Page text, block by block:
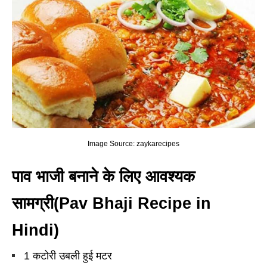
Image Source: zaykarecipes
पाव भाजी बनाने के लिए आवश्यक
सामग्री(Pav Bhaji Recipe in
Hindi)
1 कटोरी उबली हुई मटर